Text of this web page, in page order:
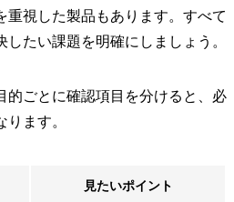
重視した製品もあります。すべて
たい課題を明確にしましょう。
的ごとに確認項目を分けると、必
ます。
見たいポイント